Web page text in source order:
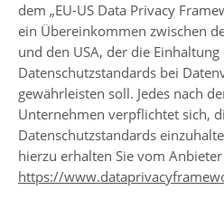
dem „EU-US Data Privacy
ein Übereinkommen zwischen
und den USA, der die
Datenschutzstandards bei
gewährleisten soll. Jedes nach
Unternehmen verpflichtet sich,
Datenschutzstandards
hierzu erhalten Sie vom
https://